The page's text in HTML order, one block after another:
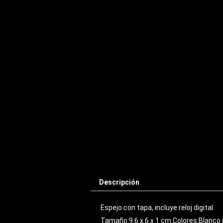
Descripción
Espejo con tapa, incluye reloj digital.
Tamaño:9.6 x 6 x 1